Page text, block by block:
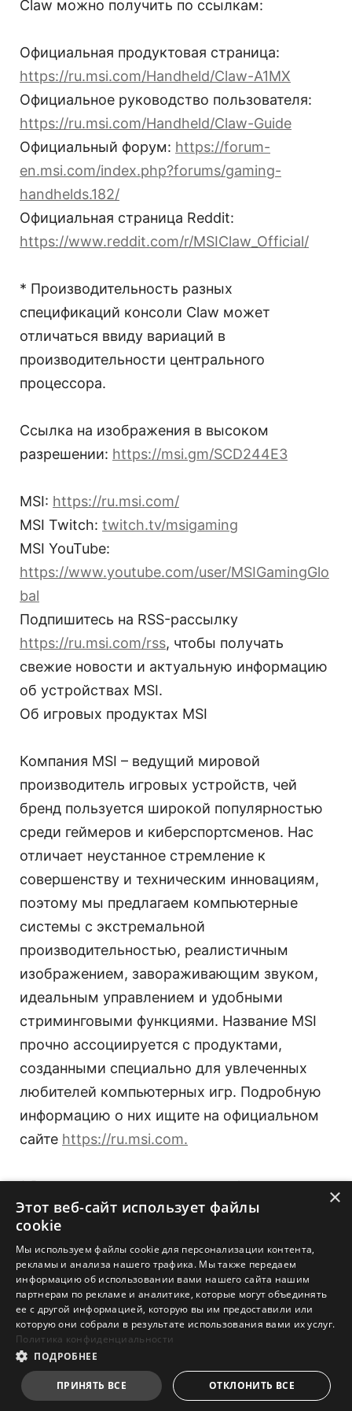
Claw можно получить по ссылкам:
Официальная продуктовая страница:
https://ru.msi.com/Handheld/Claw-A1MX
Официальное руководство пользователя:
https://ru.msi.com/Handheld/Claw-Guide
Официальный форум: https://forum-
en.msi.com/index.php?forums/gaming-
handhelds.182/
Официальная страница Reddit:
https://www.reddit.com/r/MSIClaw_Official/
* Производительность разных
спецификаций консоли Claw может
отличаться ввиду вариаций в
производительности центрального
процессора.
Ссылка на изображения в высоком
разрешении: https://msi.gm/SCD244E3
MSI: https://ru.msi.com/
MSI Twitch: twitch.tv/msigaming
MSI YouTube:
https://www.youtube.com/user/MSIGamingGlo
bal
Подпишитесь на RSS-рассылку
https://ru.msi.com/rss, чтобы получать
свежие новости и актуальную информацию
об устройствах MSI.
Об игровых продуктах MSI
Компания MSI – ведущий мировой
производитель игровых устройств, чей
бренд пользуется широкой популярностью
среди геймеров и киберспортсменов. Нас
отличает неустанное стремление к
совершенству и техническим инновациям,
поэтому мы предлагаем компьютерные
системы с экстремальной
производительностью, реалистичным
изображением, завораживающим звуком,
идеальным управлением и удобными
стриминговыми функциями. Название MSI
прочно ассоциируется с продуктами,
созданными специально для увлеченных
любителей компьютерных игр. Подробную
информацию о них ищите на официальном
сайте https://ru.msi.com.
* Все права на техническую информацию,
изображения, текст и другой контент,
содержащийся в данном пресс-релизе,
защищены. Контент может изменяться без
предварительного уведомления.
×
Этот веб-сайт использует файлы
cookie
Мы используем файлы cookie для персонализации контента,
рекламы и анализа нашего трафика. Мы также передаем
информацию об использовании вами нашего сайта нашим
партнерам по рекламе и аналитике, которые могут объединять
ее с другой информацией, которую вы им предоставили или
которую они собрали в результате использования вами их услуг.
Политика конфиденциальности
ПОДРОБНЕЕ
ПРИНЯТЬ ВСЕ ОТКЛОНИТЬ ВСЕ